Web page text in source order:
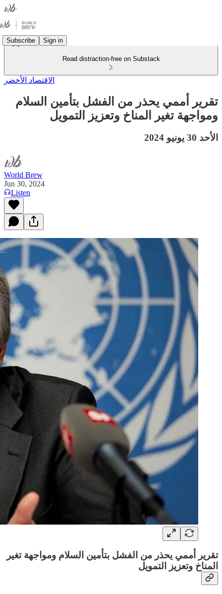
Subscribe Sign in
Read distraction-free on Substack
الاقتصاد الأخضر
تقرير أممي يحذر من الفشل بتأمين السلام
ومواجهة تغير المناخ وتعزيز التمويل
الأحد 30 يونيو 2024
World Brew
Jun 30, 2024
Listen
تقرير أممي يحذر من الفشل بتأمين السلام ومواجهة تغير
المناخ وتعزيز التمويل